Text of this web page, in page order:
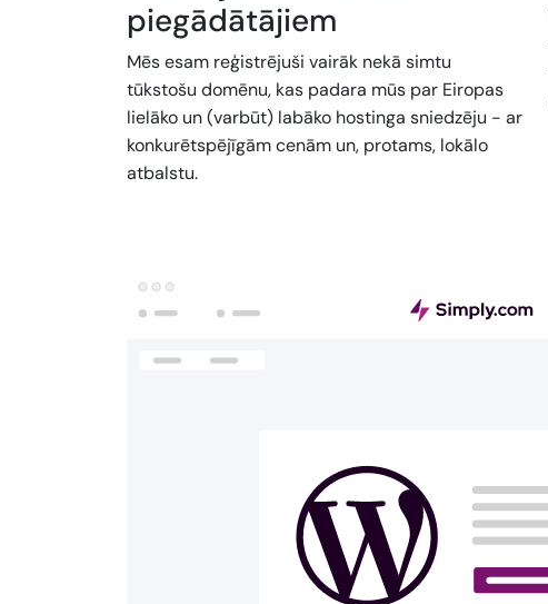
piegādātājiem
Mēs esam reģistrējuši vairāk nekā simtu
tūkstošu domēnu, kas padara mūs par Eiropas
lielāko un (varbūt) labāko hostinga sniedzēju - ar
konkurētspējīgām cenām un, protams, lokālo
atbalstu.